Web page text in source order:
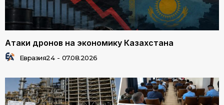
Атаки дронов на экономику Казахстана
Евразия24 - 07.08.2026